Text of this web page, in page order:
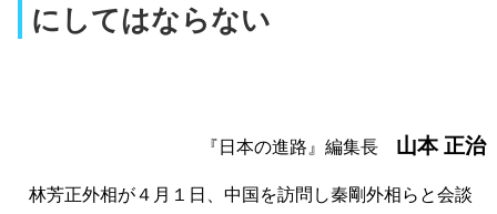
にしてはならない
『日本の進路』編集長 山本 正治
林芳正外相が４月１日、中国を訪問し秦剛外相らと会談